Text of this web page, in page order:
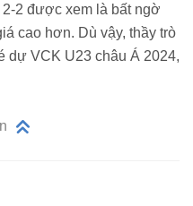
2 được xem là bất ngờ
cao hơn. Dù vậy, thầy trò
dự VCK U23 châu Á 2024,